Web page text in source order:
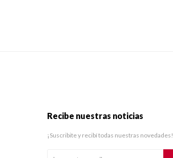
Recibe nuestras noticias
¡Suscribite y recibí todas nuestras novedades!